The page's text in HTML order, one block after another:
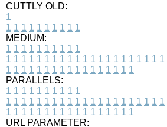
CUTTLY OLD:
1
1 1 1 1 1 1 1 1 1 1
MEDIUM:
1 1 1 1 1 1 1 1 1 1
1 1 1 1 1 1 1 1 1 1 1 1 1 1 1 1 1 1 1 1 1
1 1 1 1 1 1 1 1 1 1 1 1 1 1 1 1 1
PARALLELS:
1 1 1 1 1 1 1 1 1 1
1 1 1 1 1 1 1 1 1 1 1 1 1 1 1 1 1 1 1 1 1
1 1 1 1 1 1 1 1 1 1 1 1 1 1 1 1 1
URL PARAMETER: